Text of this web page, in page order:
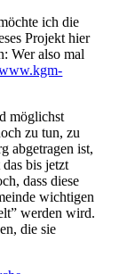
ich die
Projekt hier
Wer also mal
möglichst
zu tun, zu
abgetragen ist,
bis jetzt
dass diese
wichtigen
werden wird.
die sie